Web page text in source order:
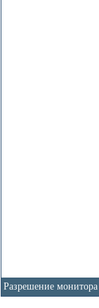
Разрешение монитора